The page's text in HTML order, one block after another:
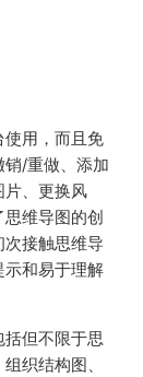
使用，而且免
/重做、添加
片、更换风
维导图的创
接触思维导
示和易于理解
但不限于思
织结构图、